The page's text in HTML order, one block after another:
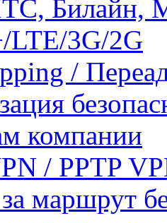
Билайн,
LTE/3G/2G
/
компании
/ PPTP
маршрут